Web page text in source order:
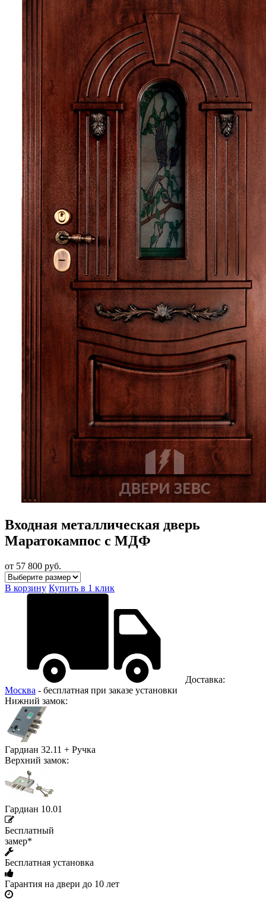
Входная металлическая дверь
Маратокампос с МДФ
от 57 800 руб.
В корзину Купить в 1 клик
Доставка:
Москва - бесплатная при заказе установки
Нижний замок:
Гардиан 32.11 + Ручка
Верхний замок:
Гардиан 10.01
Бесплатный
замер*
Бесплатная установка
Гарантия на двери до 10 лет